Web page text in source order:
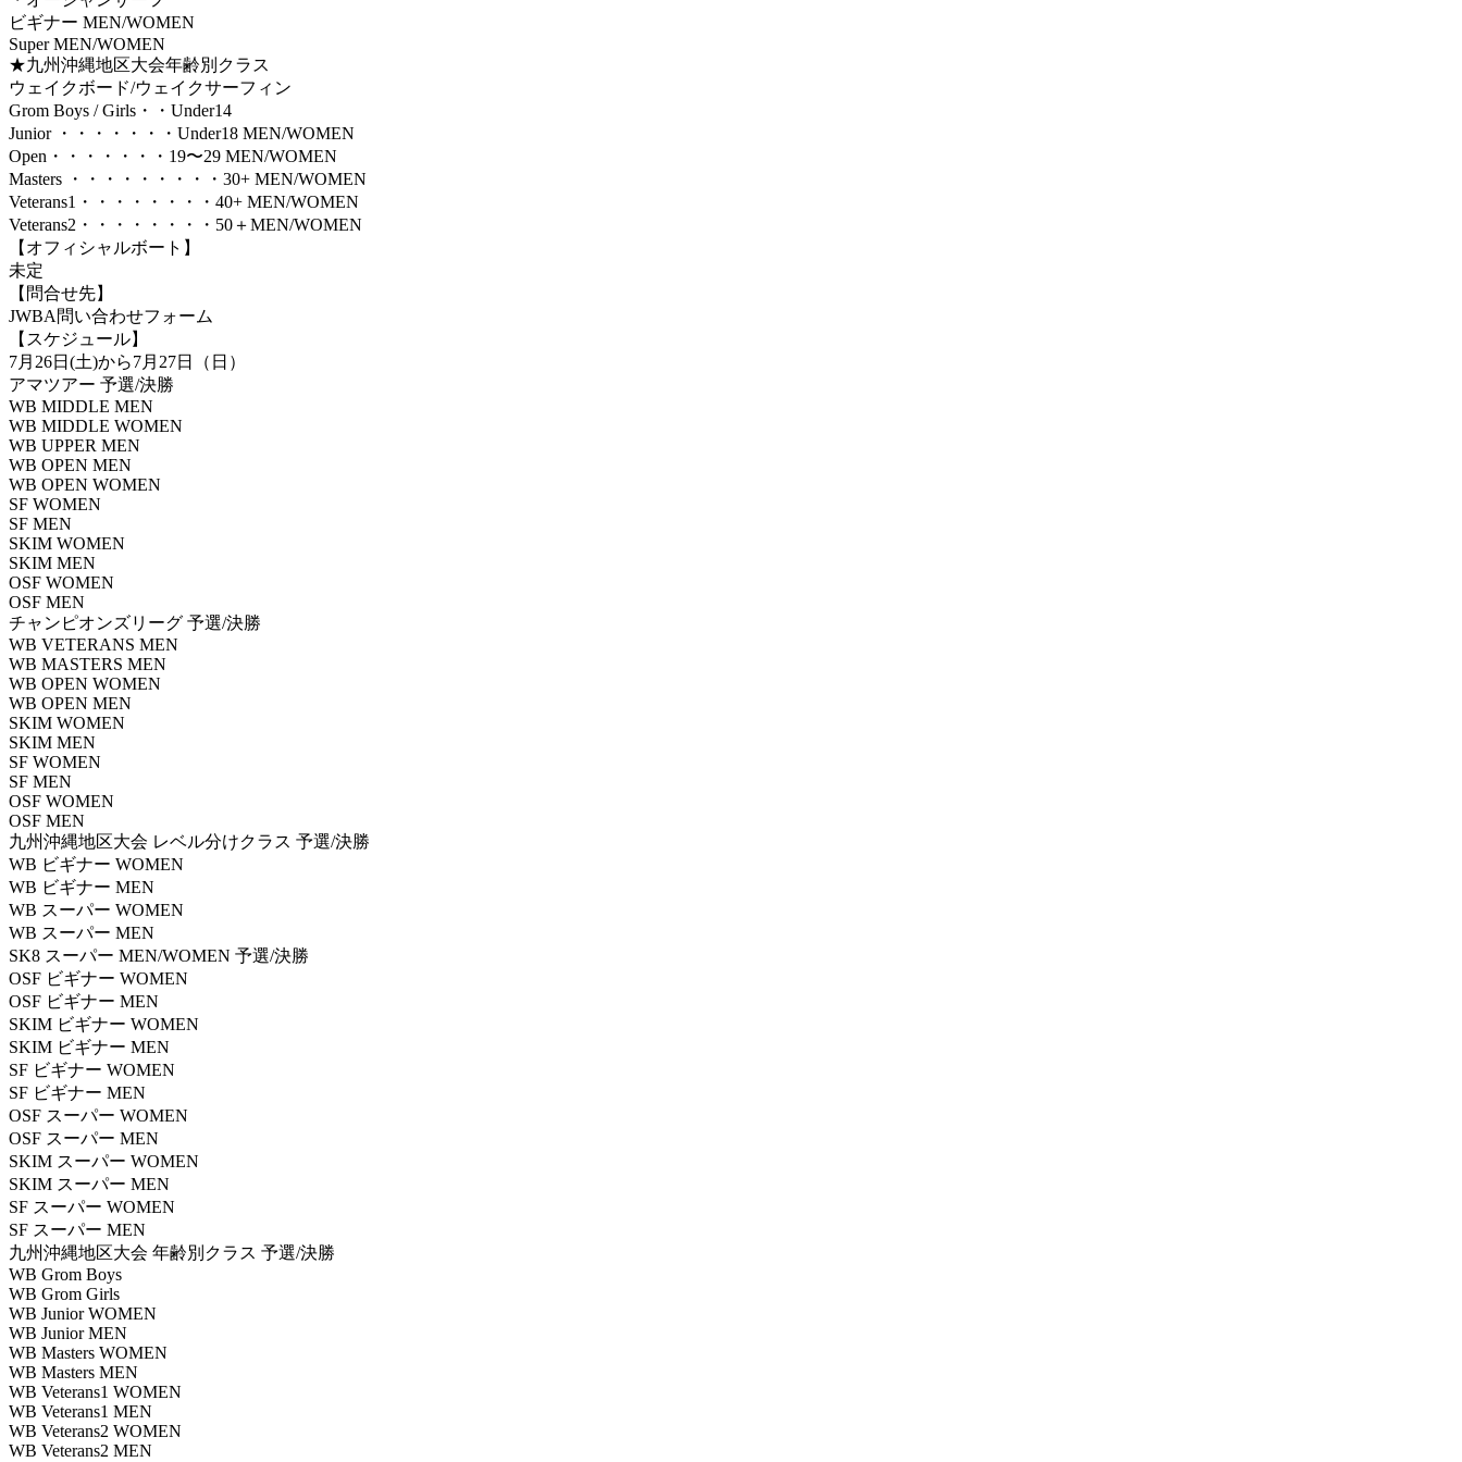
ビギナー MEN/WOMEN
Super MEN/WOMEN
★九州沖縄地区大会年齢別クラス
ウェイクボード/ウェイクサーフィン
Grom Boys / Girls・・Under14
Junior ・・・・・・・Under18 MEN/WOMEN
Open・・・・・・・19〜29 MEN/WOMEN
Masters ・・・・・・・・・30+ MEN/WOMEN
Veterans1・・・・・・・・40+ MEN/WOMEN
Veterans2・・・・・・・・50＋MEN/WOMEN
【オフィシャルボート】
未定
【問合せ先】
JWBA問い合わせフォーム
【スケジュール】
7月26日(土)から7月27日（日）
アマツアー 予選/決勝
WB MIDDLE MEN
WB MIDDLE WOMEN
WB UPPER MEN
WB OPEN MEN
WB OPEN WOMEN
SF WOMEN
SF MEN
SKIM WOMEN
SKIM MEN
OSF WOMEN
OSF MEN
チャンピオンズリーグ 予選/決勝
WB VETERANS MEN
WB MASTERS MEN
WB OPEN WOMEN
WB OPEN MEN
SKIM WOMEN
SKIM MEN
SF WOMEN
SF MEN
OSF WOMEN
OSF MEN
九州沖縄地区大会 レベル分けクラス 予選/決勝
WB ビギナー WOMEN
WB ビギナー MEN
WB スーパー WOMEN
WB スーパー MEN
SK8 スーパー MEN/WOMEN 予選/決勝
OSF ビギナー WOMEN
OSF ビギナー MEN
SKIM ビギナー WOMEN
SKIM ビギナー MEN
SF ビギナー WOMEN
SF ビギナー MEN
OSF スーパー WOMEN
OSF スーパー MEN
SKIM スーパー WOMEN
SKIM スーパー MEN
SF スーパー WOMEN
SF スーパー MEN
九州沖縄地区大会 年齢別クラス 予選/決勝
WB Grom Boys
WB Grom Girls
WB Junior WOMEN
WB Junior MEN
WB Masters WOMEN
WB Masters MEN
WB Veterans1 WOMEN
WB Veterans1 MEN
WB Veterans2 WOMEN
WB Veterans2 MEN